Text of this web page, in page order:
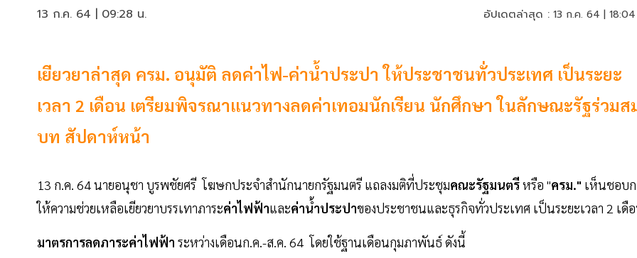
13 ก.ค. 64 | 09:28 น. อัปเดตล่าสุด : 13 ก.ค. 64 |
เยียวยาล่าสุด ครม. อนุมัติ ลดค่าไฟ-ค่าน้ำประปา ให้ประชาชนทั่วประเทศ เป็นระยะ
เวลา 2 เดือน เตรียมพิจรณาแนวทางลดค่าเทอมนักเรียน นักศึกษา ในลักษณะรัฐร่วมส
บท สัปดาห์หน้า
13 ก.ค. 64 นายอนุชา บูรพชัยศรี โฆษกประจำสำนักนายกรัฐมนตรี แถลงมติที่ประชุมคณะรัฐมนตรีหรือ "ครม." เห็นชอบก
ให้ความช่วยเหลือเยียวยาบรรเทาภาระค่าไฟฟ้าและค่าน้ำประปาของประชาชนและธุรกิจทั่วประเทศ เป็นระยะเวลา 2 เดื
มาตรการลดภาระค่าไฟฟ้า ระหว่างเดือนก.ค.-ส.ค. 64 โดยใช้ฐานเดือนกุมภาพันธ์ ดังนี้